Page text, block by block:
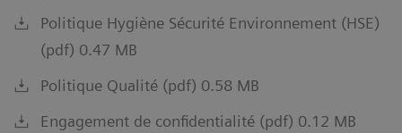
Politique Hygiène Sécurité Environnement (HSE)
(pdf) 0.47 MB
Politique Qualité (pdf) 0.58 MB
Engagement de confidentialité (pdf) 0.12 MB